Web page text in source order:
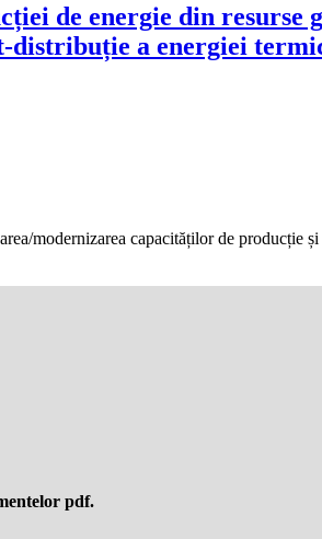
de energie din resurse
a energiei
modernizarea capacităților de producție
pdf.